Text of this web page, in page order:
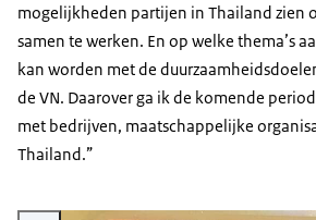
mogelijkheden partijen in Thailand zien
samen te werken. En op welke thema’s
kan worden met de
de VN. Daarover ga ik de komende
met bedrijven, maatschappelijke
Thailand.”
Vergroot afbeelding Goudse kaas uit Nederland